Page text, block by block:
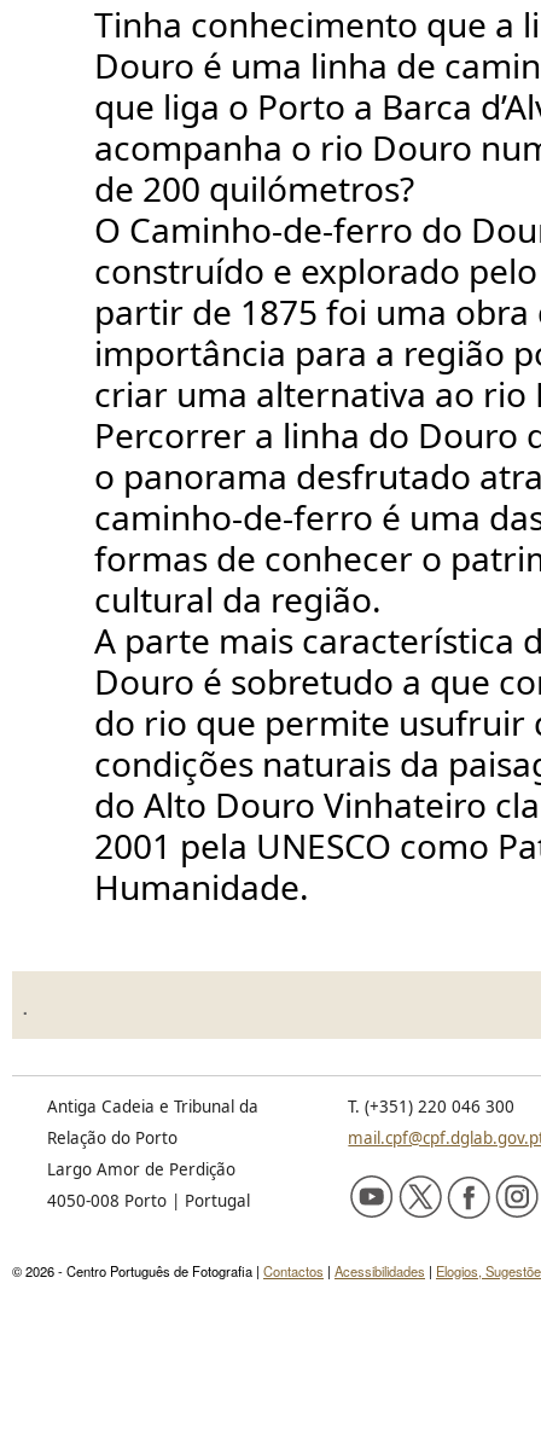
Tinha conhecimento que a
Douro é uma linha de
que liga o Porto a Barca
acompanha o rio Douro
de 200 quilómetros?
O Caminho-de-ferro do
construído e explorado
partir de 1875 foi uma obra
importância para a região
criar uma alternativa ao rio
Percorrer a linha do Douro
o panorama desfrutado
caminho-de-ferro é uma
formas de conhecer o
cultural da região.
A parte mais característica
Douro é sobretudo a que
do rio que permite usufruir
condições naturais da
do Alto Douro Vinhateiro
2001 pela UNESCO como
Humanidade.
.
Antiga Cadeia e Tribunal da
Relação do Porto
Largo Amor de Perdição
4050-008 Porto | Portugal
T. (+351) 220 046 300
© 2026 - Centro Português de Fotografia | Contactos | Acessibilidades | Elogios,